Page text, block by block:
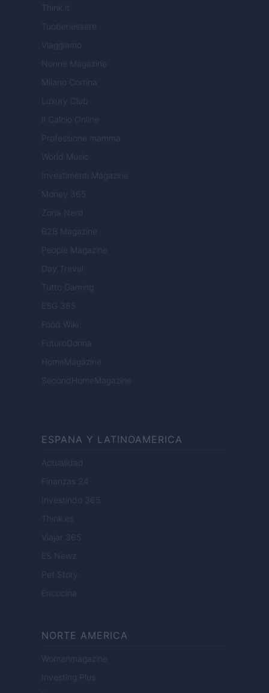
Think.it
Tuobenessere
Viaggiamo
Nonne Magazine
Milano Cortina
Luxury Club
Il Calcio Online
Professione mamma
World Music
Investimenti Magazine
Money 365
Zona Nerd
B2B Magazine
People Magazine
Day Travel
Tutto Gaming
ESG 365
Food Wiki
FuturoDonna
HomeMagazine
SecondHomeMagazine
ESPANA Y LATINOAMERICA
Actualidad
Finanzas 24
Investindo 365
Think.es
Viajar 365
ES Newz
Pet Story
Encocina
NORTE AMERICA
Womanmagazine
Investing Plus